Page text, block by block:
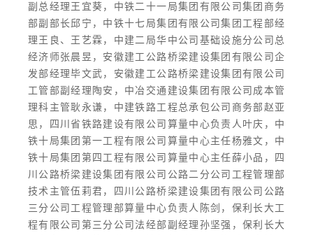
副总经理王宜葵，中铁二十一局集团有限公司集团商务
部副部长邱宁，中铁十七局集团有限公司集团工程部经
理王良、王艺霖，中建二局华中公司基础设施分公司总
经济师张晨昱，安徽建工公路桥梁建设集团有限公司企
发部经理毕文武，安徽建工公路桥梁建设集团有限公司
工管部副经理陶安，中冶交通建设集团有限公司成本管
理科主管耿永谦，中建铁路工程总承包公司商务部赵亚
思，四川省铁路建设有限公司算量中心负责人叶庆，中
铁十局集团第一工程有限公司算量中心主任杨雅文，中
铁十局集团第四工程有限公司算量中心主任薛小品，四
川公路桥梁建设集团有限公司公路二分公司工程管理部
技术主管伍莉君，四川公路桥梁建设集团有限公司公路
三分公司工程管理部算量中心负责人陈剑，保利长大工
程有限公司第三分公司法经部副经理孙坚强，保利长大